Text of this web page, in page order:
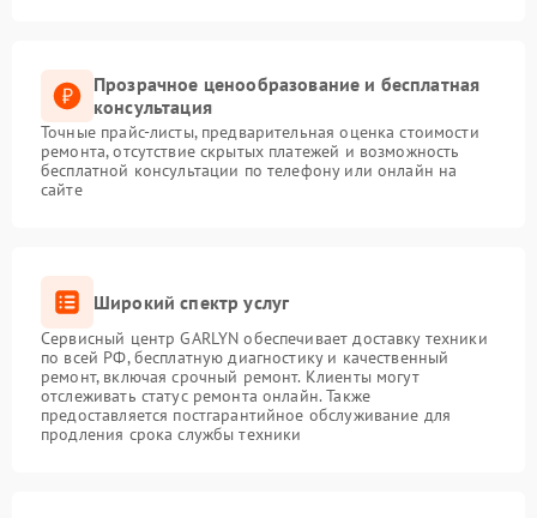
Прозрачное ценообразование и бесплатная
консультация
Точные прайс-листы, предварительная оценка стоимости
ремонта, отсутствие скрытых платежей и возможность
бесплатной консультации по телефону или онлайн на
сайте
Широкий спектр услуг
Сервисный центр GARLYN обеспечивает доставку техники
по всей РФ, бесплатную диагностику и качественный
ремонт, включая срочный ремонт. Клиенты могут
отслеживать статус ремонта онлайн. Также
предоставляется постгарантийное обслуживание для
продления срока службы техники